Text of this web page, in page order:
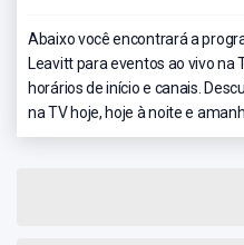
Abaixo você encontrará a
Leavitt para eventos ao vivo na
horários de início e canais.
na TV hoje, hoje à noite e